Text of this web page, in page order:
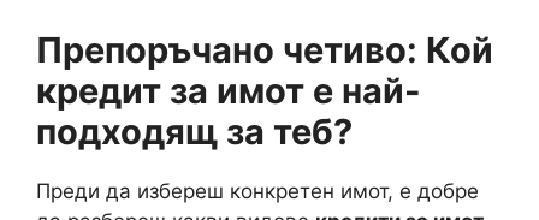
Препоръчано четиво: Кой
кредит за имот е най-
подходящ за теб?
Преди да избереш конкретен имот, е добре